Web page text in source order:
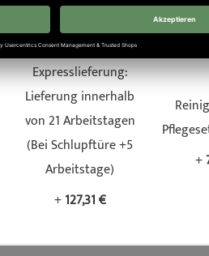
Expresslieferung:
Lieferung innerhalb
von 21 Arbeitstagen
(Bei Schlupftüre +5
Arbeitstage)
+127,31 €
+